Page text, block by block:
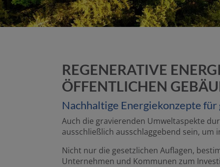
REGENERATIVE
ÖFFENTLICHEN
Nachhaltige Energiekonzepte
Auch die gravierenden Umweltaspekte
ausschließlich ausschlaggebend sein, um
Nicht nur die gesetzlichen Auflagen,
Unternehmen und Kommunen zum